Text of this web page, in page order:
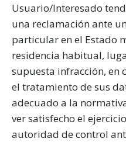
Usuario/Interesado
una reclamación ante
particular en el Estado
residencia habitual,
supuesta infracción, en
el tratamiento de sus
adecuado a la
ver satisfecho el
autoridad de control